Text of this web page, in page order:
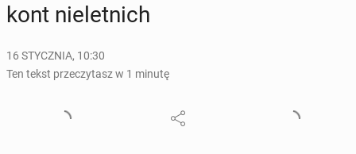
kont nie­let­nich
16 STYCZNIA, 10:30
Ten tekst przeczytasz w 1 minutę